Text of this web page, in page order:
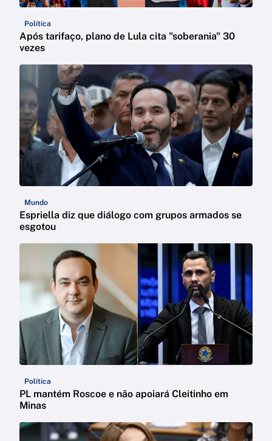
Política
Após tarifaço, plano de Lula cita "soberania" 30
vezes
Mundo
Espriella diz que diálogo com grupos armados se
esgotou
Política
PL mantém Roscoe e não apoiará Cleitinho em
Minas